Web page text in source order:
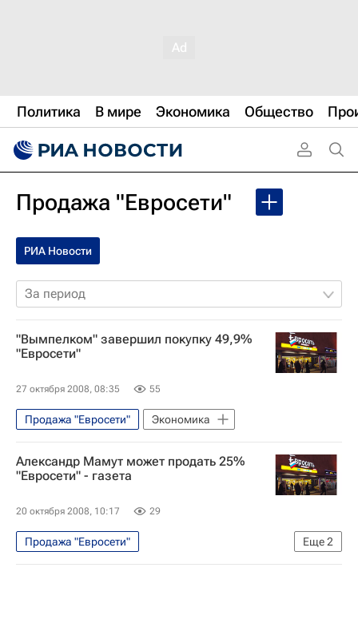
Политика В мире Экономика Общество
Продажа "Евросети"
РИА Новости
За период
"Вымпелком" завершил покупку 49,9%
"Евросети"
27 октября 2008, 08:35 55
Продажа "Евросети" Экономика
Александр Мамут может продать 25%
"Евросети" - газета
20 октября 2008, 10:17 29
Еще2
Продажа "Евросети"
Новости компаний - Экономика